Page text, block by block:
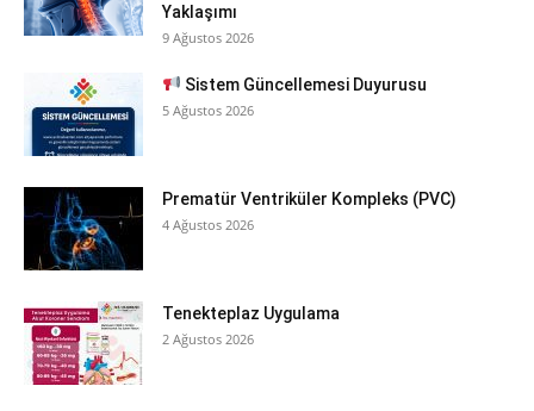
Yaklaşımı
9 Ağustos 2026
Sistem Güncellemesi Duyurusu
5 Ağustos 2026
Prematür Ventriküler Kompleks (PVC)
4 Ağustos 2026
Tenekteplaz Uygulama
2 Ağustos 2026